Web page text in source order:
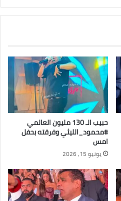
حبيب الـ 130 مليون العالمي
#محمود_الليثي وفرقته بحفل
امس
يونيو 15, 2026